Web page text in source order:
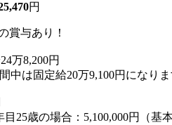
円
賞与あり！
万8,200円
中は固定給20万9,100円になりま
目25歳の場合：5,100,000円（基